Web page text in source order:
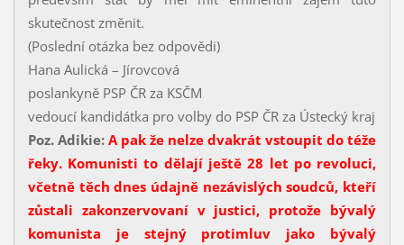
skutečnost změnit.
(Poslední otázka bez odpovědi)
Hana Aulická – Jírovcová
poslankyně PSP ČR za KSČM
vedoucí kandidátka pro volby do PSP ČR za Ústecký kraj
Poz. Adikie: A pak že nelze dvakrát vstoupit do téže
řeky. Komunisti to dělají ještě 28 let po revoluci,
včetně těch dnes údajně nezávislých soudců, kteří
zůstali zakonzervovaní v justici, protože bývalý
komunista je stejný protimluv jako bývalý